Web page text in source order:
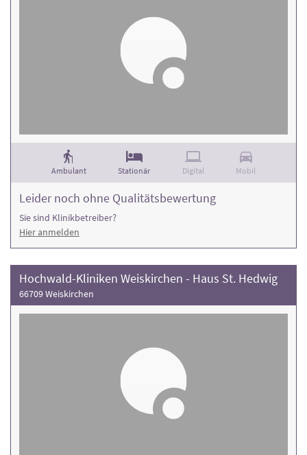
Ambulant Stationär Digital Mobil
Leider noch ohne Qualitätsbewertung
Sie sind Klinikbetreiber?
Hier anmelden
Hochwald-Kliniken Weiskirchen - Haus St. Hedwig
66709 Weiskirchen